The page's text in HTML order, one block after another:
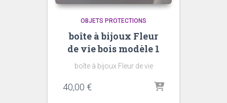
OBJETS PROTECTIONS
boîte à bijoux Fleur
de vie bois modèle 1
boîte à bijoux Fleur de vie
40,00 €